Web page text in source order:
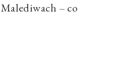
– co